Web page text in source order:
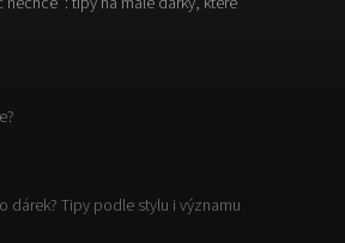
dárek? Tipy podle stylu i významu